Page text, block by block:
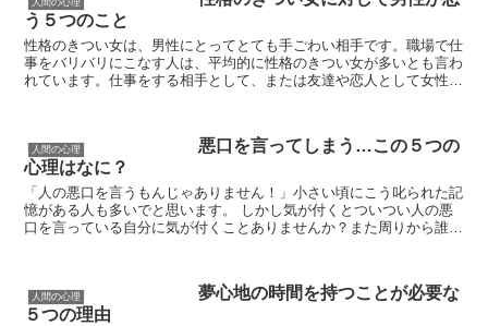
う５つのこと
性格のきつい女は、男性にとってとても手ごわい相手です。職場で仕
事をバリバリにこなす人は、平均的に性格のきつい女が多いとも言わ
れています。仕事をする相手として、または友達や恋人として女性を
人間の心理
悪口を言ってしまう…この５つの
心理はなに？
「人の悪口を言うもんじゃありません！」小さい頃にこう叱られた記
憶がある人も多いでと思います。 しかし気が付くとついつい人の悪
口を言っている自分に気が付くことありませんか？また周りから誰か
人間の心理
夢心地の時間を持つことが必要な
５つの理由